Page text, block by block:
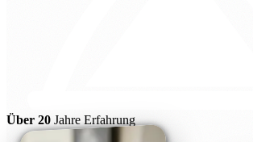
Über 20 Jahre Erfahrung